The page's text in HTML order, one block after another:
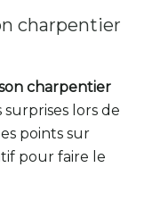
charpentier
charpentier
surprises lors de
points sur
pour faire le